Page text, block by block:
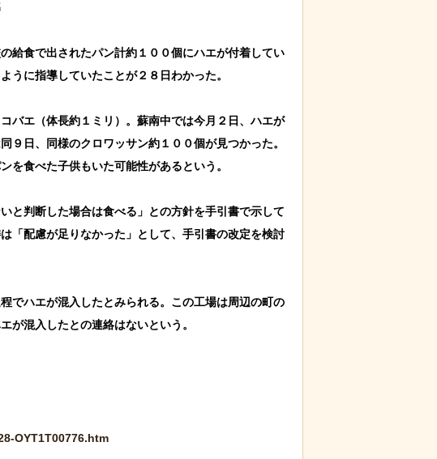
給食で出されたパン計約１００個にハエが付着してい
うに指導していたことが２８日わかった。
バエ（体長約１ミリ）。蘇南中では今月２日、ハエが
９日、同様のクロワッサン約１００個が見つかった。
を食べた子供もいた可能性があるという。
と判断した場合は食べる」との方針を手引書で示して
「配慮が足りなかった」として、手引書の改定を検討
でハエが混入したとみられる。この工場は周辺の町の
が混入したとの連絡はないという。
OYT1T00776.htm